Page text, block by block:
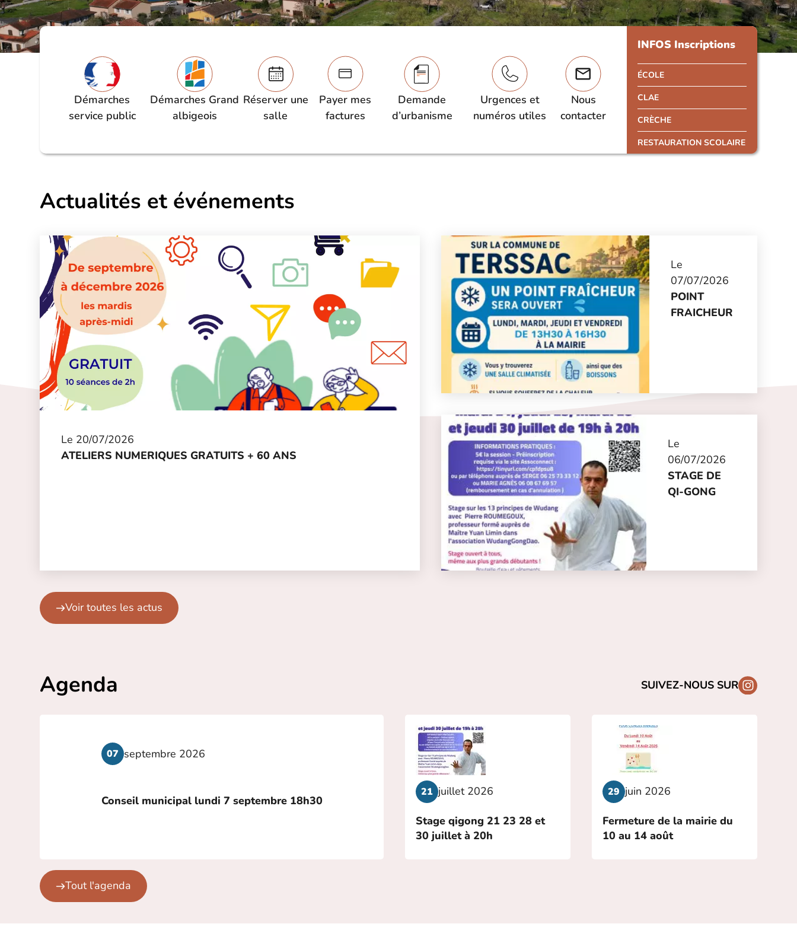
Démarches
service public
Démarches Grand
albigeois
Réserver une
salle
Payer mes
factures
Demande
d’urbanisme
Urgences et
numéros utiles
Nous
contacter
INFOS Inscriptions
ÉCOLE
CLAE
CRÈCHE
RESTAURATION SCOLAIRE
Actualités et événements
Le 20/07/2026
ATELIERS NUMERIQUES GRATUITS + 60 ANS
Le
07/07/2026
POINT
FRAICHEUR
Le
06/07/2026
STAGE DE
QI-GONG
Voir toutes les actus
Agenda SUIVEZ-NOUS SUR
07 septembre 2026
Conseil municipal lundi 7 septembre 18h30
21 juillet 2026
Stage qigong 21 23 28 et
30 juillet à 20h
29 juin 2026
Fermeture de la mairie du
10 au 14 août
Tout l'agenda